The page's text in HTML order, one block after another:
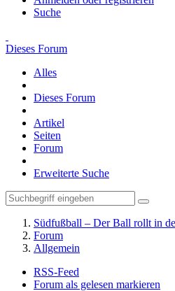
Suche
Dieses Forum
Alles
Dieses Forum
Artikel
Seiten
Forum
Erweiterte Suche
Südfußball – Der Ball rollt in
Forum
Allgemein
RSS-Feed
Forum als gelesen markieren